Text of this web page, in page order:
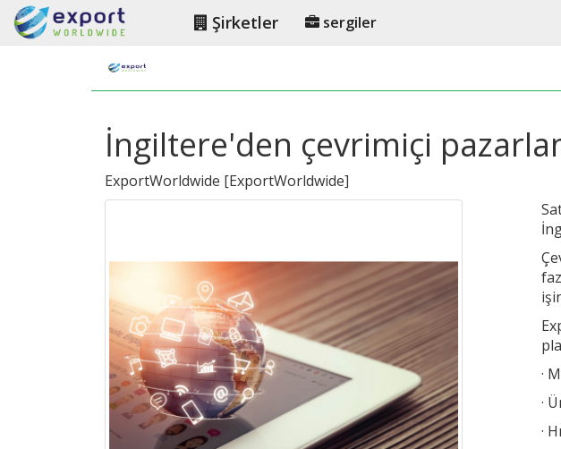
Şirketler sergiler
İngiltere'den çevrimiçi
ExportWorldwide [ExportWorldwide]
·
·
·